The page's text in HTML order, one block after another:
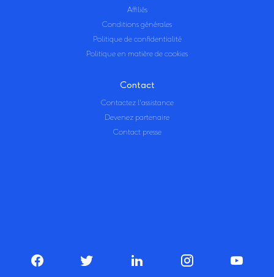
Affiliés
Conditions générales
Politique de confidentialité
Politique en matière de cookies
Contact
Contactez l'assistance
Devenez partenaire
Contact presse